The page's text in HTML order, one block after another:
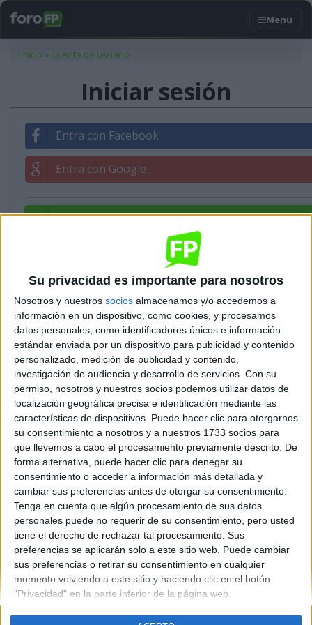
Su privacidad es importante para nosotros
Nosotros y nuestros socios almacenamos y/o accedemos a
información en un dispositivo, como cookies, y procesamos
datos personales, como identificadores únicos e información
estándar enviada por un dispositivo para publicidad y contenido
personalizado, medición de publicidad y contenido,
investigación de audiencia y desarrollo de servicios. Con su
permiso, nosotros y nuestros socios podemos utilizar datos de
localización geográfica precisa e identificación mediante las
características de dispositivos. Puede hacer clic para otorgarnos
su consentimiento a nosotros y a nuestros 1733 socios para
que llevemos a cabo el procesamiento previamente descrito. De
forma alternativa, puede hacer clic para denegar su
consentimiento o acceder a información más detallada y
cambiar sus preferencias antes de otorgar su consentimiento.
Tenga en cuenta que algún procesamiento de sus datos
personales puede no requerir de su consentimiento, pero usted
tiene el derecho de rechazar tal procesamiento. Sus
preferencias se aplicarán solo a este sitio web. Puede cambiar
sus preferencias o retirar su consentimiento en cualquier
momento volviendo a este sitio y haciendo clic en el botón
"Privacidad" en la parte inferior de la página web.
Usted está aquí
Inicio » Cuenta de usuario
Iniciar sesión
Entra con Facebook
Entra con Google
Entrar con tu correo
Contáctanos
Diego de León 47, 28006 Madrid
Phone:+34 91 593 2767
Email: info@forofp.es
Información legal
Aviso legal
Política de privacidad
Condiciones generales de contratación
Política de cookies